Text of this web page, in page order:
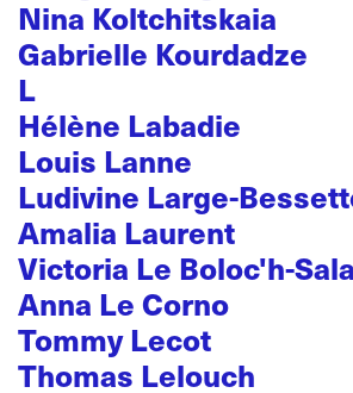
Nina Koltchitskaia
Gabrielle Kourdadze
L
Hélène Labadie
Louis Lanne
Ludivine Large-
Amalia Laurent
Victoria Le Boloc'h-
Anna Le Corno
Tommy Lecot
Thomas Lelouch